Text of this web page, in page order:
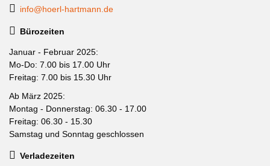
info@hoerl-hartmann.de
Bürozeiten
Januar - Februar 2025:
Mo-Do: 7.00 bis 17.00 Uhr
Freitag: 7.00 bis 15.30 Uhr
Ab März 2025:
Montag - Donnerstag: 06.30 - 17.00
Freitag: 06.30 - 15.30
Samstag und Sonntag geschlossen
Verladezeiten